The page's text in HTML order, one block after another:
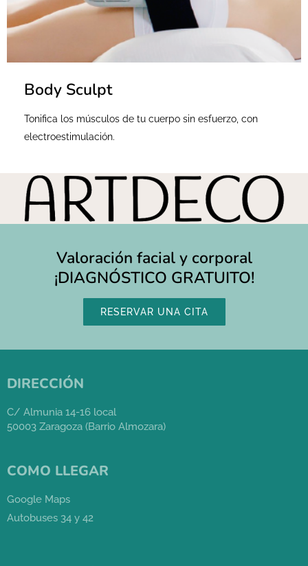
Body Sculpt
Tonifica los músculos de tu cuerpo sin esfuerzo, con
electroestimulación.
Valoración facial y corporal
¡DIAGNÓSTICO GRATUITO!
RESERVAR UNA CITA
DIRECCIÓN
C/ Almunia 14-16 local
50003 Zaragoza (Barrio Almozara)
COMO LLEGAR
Google Maps
Autobuses 34 y 42